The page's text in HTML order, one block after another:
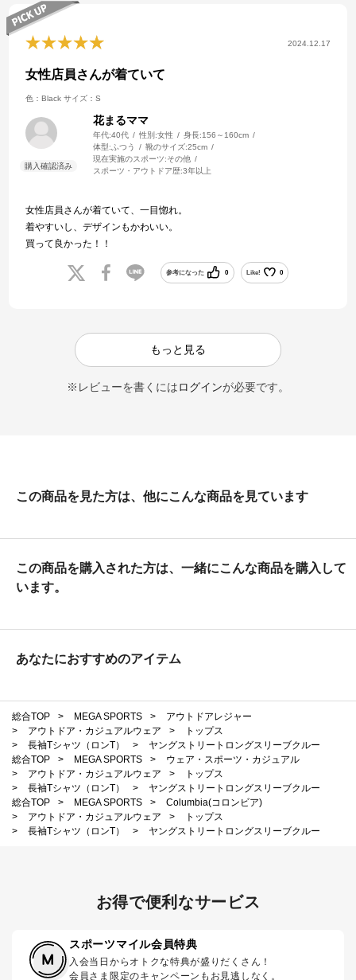
2024.12.17
女性店員さんが着ていて
色：Black サイズ：S
花まるママ
年代:40代 性別:女性 身長:156～160cm
体型:ふつう 靴のサイズ:25cm
現在実施のスポーツ:その他
スポーツ・アウトドア歴:3年以上
女性店員さんが着ていて、一目惚れ。
着やすいし、デザインもかわいい。
買って良かった！！
参考になった 0 Like! 0
もっと見る
※レビューを書くにはログインが必要です。
この商品を見た方は、他にこんな商品を見ています
この商品を購入された方は、一緒にこんな商品を購入して
います。
あなたにおすすめのアイテム
総合TOP > MEGA SPORTS >
アウトドアレジャー
>
アウトドア・カジュアルウェア >
トップス
>
長袖Tシャツ（ロンT） >
ヤングストリートロングスリーブクルー
総合TOP
> MEGA SPORTS >
ウェア・スポーツ・カジュアル
>
アウトドア・カジュアルウェア >
トップス
>
長袖Tシャツ（ロンT） >
ヤングストリートロングスリーブクルー
総合TOP
> MEGA SPORTS >
Columbia(コロンビア)
>
アウトドア・カジュアルウェア >
トップス
>
長袖Tシャツ（ロンT） > ヤングストリートロングスリーブクルー
お得で便利なサービス
スポーツマイル会員特典
入会当日からオトクな特典が盛りだくさん！
会員さま限定のキャンペーンもお見逃しなく。